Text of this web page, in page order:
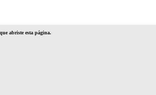
abriste esta página.